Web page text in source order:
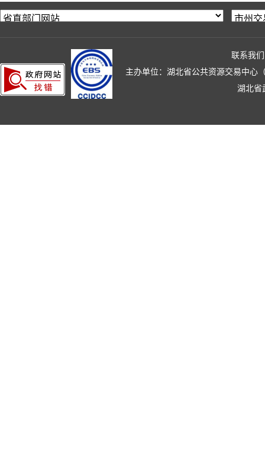
联系我们
主办单位：湖北省公共资源交易中心
湖北省